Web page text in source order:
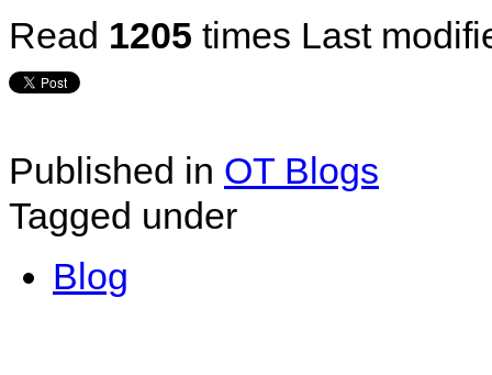
Read 1205 times Last
Published in OT Blogs
Tagged under
Blog